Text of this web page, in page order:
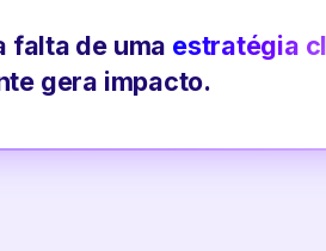
falta de uma estratégia
gera impacto.